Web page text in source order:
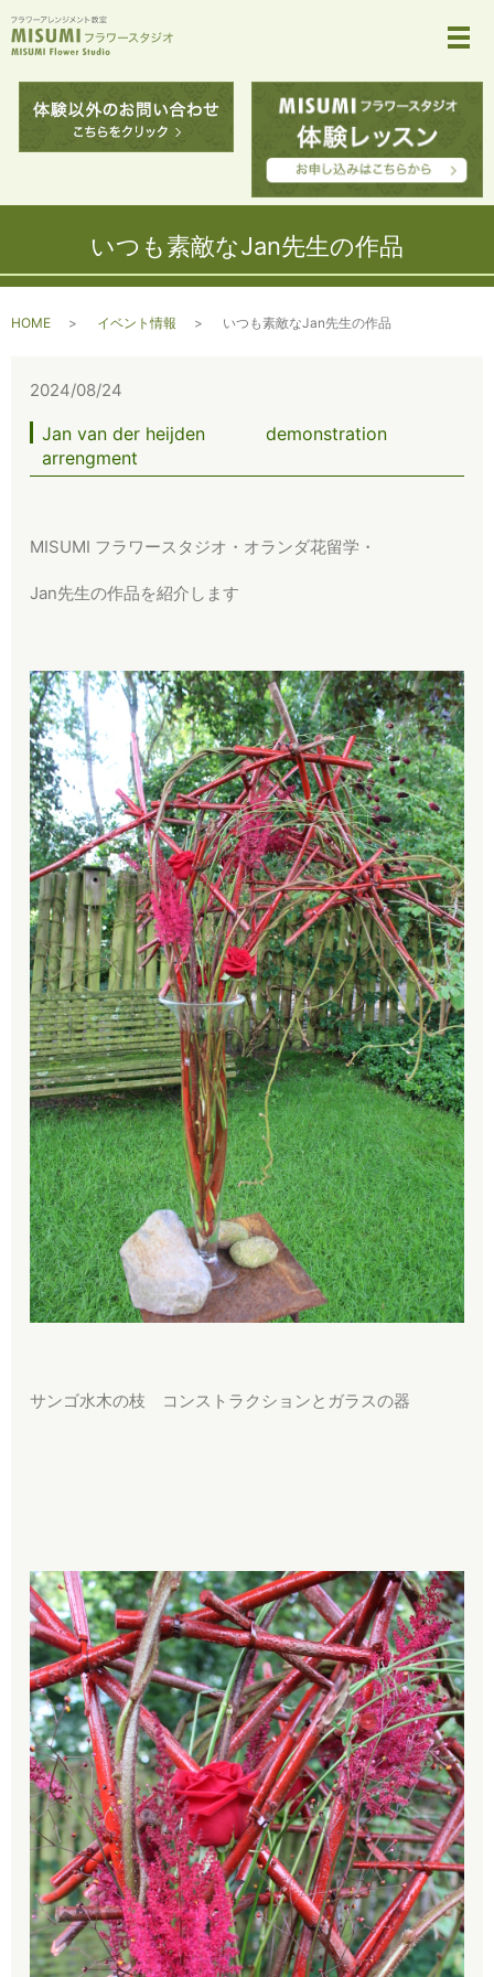
メ
いつも素敵なJan先生の作品
HOME イベント情報 いつも素敵なJan先生の作品
2024/08/24
Jan van der heijden demonstration
arrengment
MISUMI フラワースタジオ・オランダ花留学・
Jan先生の作品を紹介します
サンゴ水木の枝 コンストラクションとガラスの器